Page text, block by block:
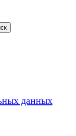
данных